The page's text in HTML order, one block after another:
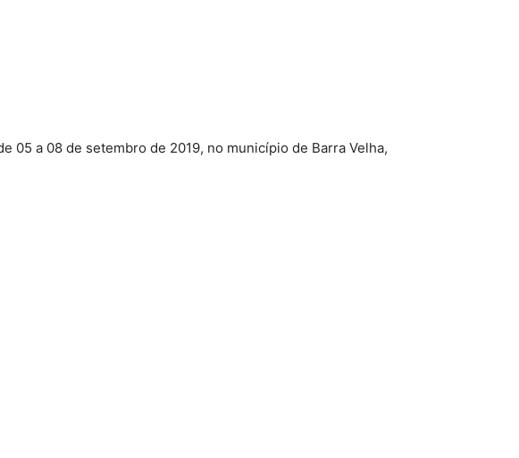
05 a 08 de setembro de 2019, no município de Barra Velha,